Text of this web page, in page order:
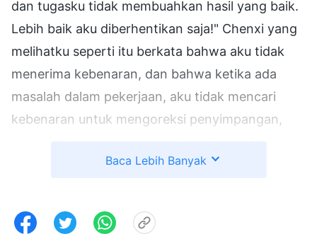
dan tugasku tidak membuahkan hasil yang baik.
Lebih baik aku diberhentikan saja!" Chenxi yang
melihatku seperti itu berkata bahwa aku tidak
menerima kebenaran, dan bahwa ketika ada
masalah dalam pekerjaan, aku tidak mencari
kebenaran untuk mengoreksi penyimpangan,
Namun, apa pun yang dia katakan, aku tidak
menundukkan kepala, aku merasa sangat
diperlakukan tidak adil. Aku pun berpikir, "Akhir-
Baca Lebih Banyak